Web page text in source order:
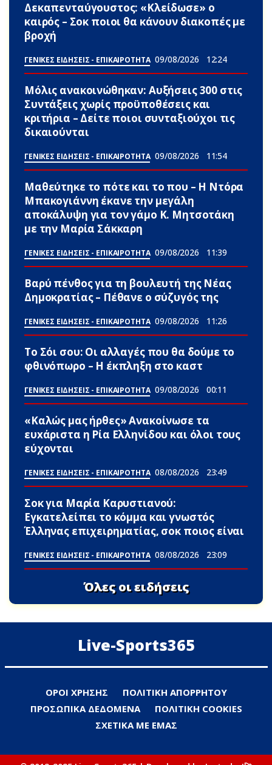
Δεκαπενταύγουστος: «Κλείδωσε» ο
καιρός – Σoκ ποιοι θα κάνουν διακοπές με
βροχή
ΓΕΝΙΚΕΣ ΕΙΔΗΣΕΙΣ - ΕΠΙΚΑΙΡΟΤΗΤΑ 09/08/2026 12:24
Μόλις ανακοινώθηκαν: Αυξήσεις 300 στις
Συντάξεις χωρίς προϋποθέσεις και
κριτήρια – Δείτε ποιοι συνταξιούχοι τις
δικαιούνται
ΓΕΝΙΚΕΣ ΕΙΔΗΣΕΙΣ - ΕΠΙΚΑΙΡΟΤΗΤΑ 09/08/2026 11:54
Μαθεύτηκε το πότε και το που – Η Ντόρα
Μπακογιάννη έκανε την μεγάλη
αποκάλυψη για τον γάμο Κ. Μητσοτάκη
με την Μαρία Σάκκαρη
ΓΕΝΙΚΕΣ ΕΙΔΗΣΕΙΣ - ΕΠΙΚΑΙΡΟΤΗΤΑ 09/08/2026 11:39
Βαρύ πένθος για τη βουλευτή της Νέας
Δημοκρατίας – Πέθανε ο σύζυγός της
ΓΕΝΙΚΕΣ ΕΙΔΗΣΕΙΣ - ΕΠΙΚΑΙΡΟΤΗΤΑ 09/08/2026 11:26
Το Σόι σου: Οι αλλαγές που θα δούμε το
φθινόπωρο – Η έκπληξη στο καστ
ΓΕΝΙΚΕΣ ΕΙΔΗΣΕΙΣ - ΕΠΙΚΑΙΡΟΤΗΤΑ 09/08/2026 00:11
«Καλώς μας ήρθες» Ανακοίνωσε τα
ευxάριστα η Ρία Ελληνίδου και όλοι τους
εύχονται
ΓΕΝΙΚΕΣ ΕΙΔΗΣΕΙΣ - ΕΠΙΚΑΙΡΟΤΗΤΑ 08/08/2026 23:49
Σoκ για Μαρία Καρυστιανού:
Εγκατελείπει το κόμμα και γνωστός
Έλληνας επιχειρηματίας, σoκ ποιος είναι
ΓΕΝΙΚΕΣ ΕΙΔΗΣΕΙΣ - ΕΠΙΚΑΙΡΟΤΗΤΑ 08/08/2026 23:09
Όλες οι ειδήσεις
Live-Sports365
ΟΡΟΙ ΧΡΗΣΗΣ
ΠΟΛΙΤΙΚΗ ΑΠΟΡΡΗΤΟΥ
ΠΡΟΣΩΠΙΚΑ ΔΕΔΟΜΕΝΑ
ΠΟΛΙΤΙΚΗ COOKIES
ΣΧΕΤΙΚΑ ΜΕ ΕΜΑΣ